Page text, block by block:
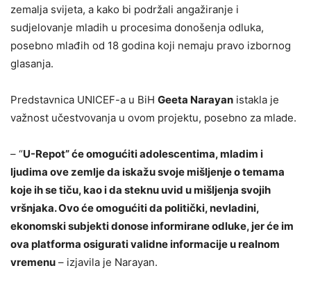
zemalja svijeta, a kako bi podržali angažiranje i
sudjelovanje mladih u procesima donošenja odluka,
posebno mlađih od 18 godina koji nemaju pravo izbornog
glasanja.
Predstavnica UNICEF-a u BiH Geeta Narayan istakla je
važnost učestvovanja u ovom projektu, posebno za mlade.
– “U-Repot” će omogućiti adolescentima, mladim i
ljudima ove zemlje da iskažu svoje mišljenje o temama
koje ih se tiču, kao i da steknu uvid u mišljenja svojih
vršnjaka. Ovo će omogućiti da politički, nevladini,
ekonomski subjekti donose informirane odluke, jer će im
ova platforma osigurati validne informacije u realnom
vremenu – izjavila je Narayan.